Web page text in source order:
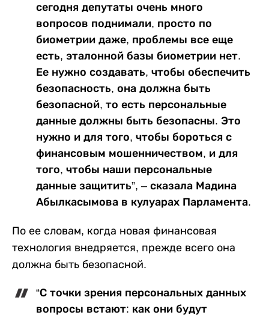
сегодня депутаты очень много
вопросов поднимали, просто по
биометрии даже, проблемы все еще
есть, эталонной базы биометрии нет.
Ее нужно создавать, чтобы обеспечить
безопасность, она должна быть
безопасной, то есть персональные
данные должны быть безопасны. Это
нужно и для того, чтобы бороться с
финансовым мошенничеством, и для
того, чтобы наши персональные
данные защитить”, – сказала Мадина
Абылкасымова в кулуарах Парламента.
По ее словам, когда новая финансовая
технология внедряется, прежде всего она
должна быть безопасной.
“С точки зрения персональных данных
вопросы встают: как они будут